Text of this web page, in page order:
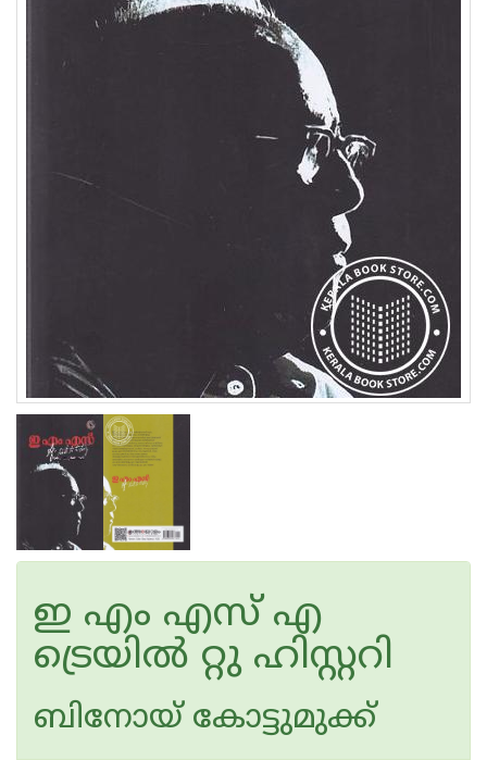
ഇ എം എസ് എ
ട്രെയിൽ റ്റു ഹിസ്റ്ററി
ബിനോയ് കോട്ടുമുക്ക്